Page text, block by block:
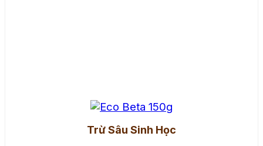
Trừ Sâu Sinh Học